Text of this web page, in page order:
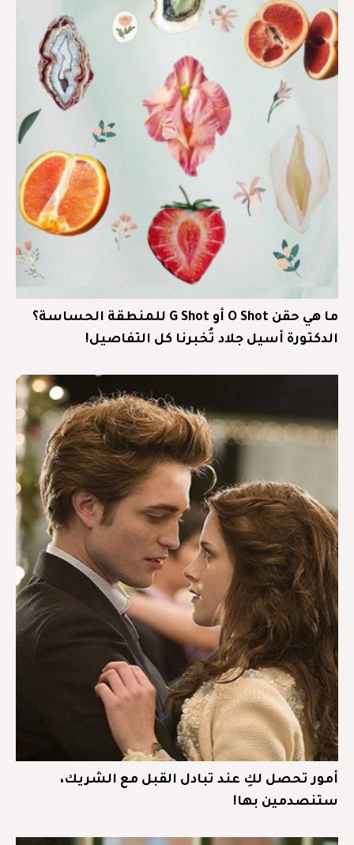
ما هي حقن O Shot أو G Shot للمنطقة الحساسة؟
الدكتورة أسيل جلاد تُخبرنا كل التفاصيل!
أمور تحصل لكِ عند تبادل القبل مع الشريك،
ستنصدمين بها!